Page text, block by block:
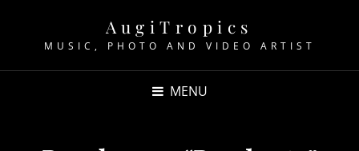
AugiTropics
MUSIC, PHOTO AND VIDEO ARTIST
MENU